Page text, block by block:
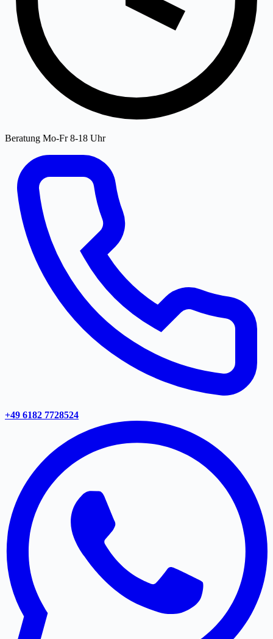
Beratung Mo-Fr 8-18 Uhr
+49 6182 7728524